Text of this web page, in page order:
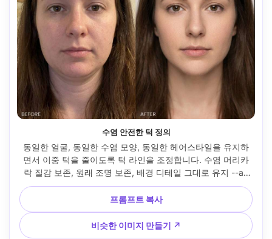
수염 안전한 턱 정의
동일한 얼굴, 동일한 수염 모양, 동일한 헤어스타일을 유지하
면서 이중 턱을 줄이도록 턱 라인을 조정합니다. 수염 머리카
락 질감 보존, 원래 조명 보존, 배경 디테일 그대로 유지 --ar
4:5
프롬프트 복사
비슷한 이미지 만들기 ↗